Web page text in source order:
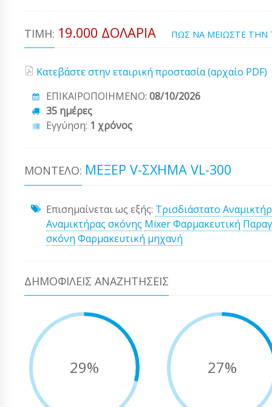
ΤΙΜΉ: 19.000 ΔΟΛΆΡΙΑ ΠΩΣ ΝΑ ΜΕΙΩΣΤΕ ΤΗΝ
Κατεβάστε στην εταιρική προστασία (αρχαίο PDF)
ΕΠΙΚΑΙΡΟΠΟΙΗΜΕΝΟ: 08/10/2026
35 ημέρες
Εγγύηση: 1 χρόνος
ΜΟΝΤΈΛΟ: ΜΕΞΈΡ V-ΣΧΉΜΑ VL-300
Επισημαίνεται ως εξής: Τρισδιάστατο
Αναμικτήρας σκόνης Mixer Φαρμακευτική
σκόνη Φαρμακευτική μηχανή
ΔΗΜΟΦΙΛΕΊΣ ΑΝΑΖΗΤΉΣΕΙΣ
29% 27%